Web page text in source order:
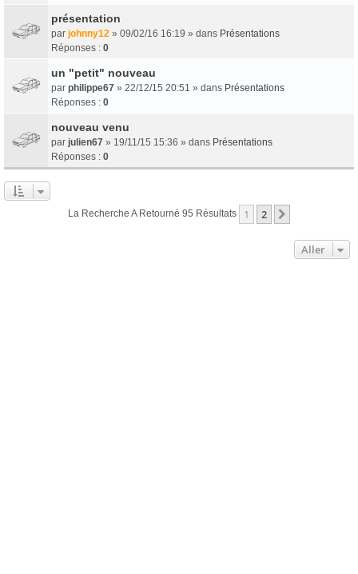
présentation
par johnny12 » 09/02/16 16:19 » dans Présentations
Réponses : 0
un "petit" nouveau
par philippe67 » 22/12/15 20:51 » dans Présentations
Réponses : 0
nouveau venu
par julien67 » 19/11/15 15:36 » dans Présentations
Réponses : 0
La Recherche A Retourné 95 Résultats 1 2
Aller